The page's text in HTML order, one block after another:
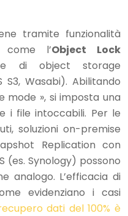
tramite funzionalità
come l’Object Lock
di object storage
Wasabi). Abilitando
mode », si imposta una
i file intoccabili. Per le
soluzioni on-premise
Replication con
(es. Synology) possono
analogo. L’efficacia di
evidenziano i casi
dati del 100% è